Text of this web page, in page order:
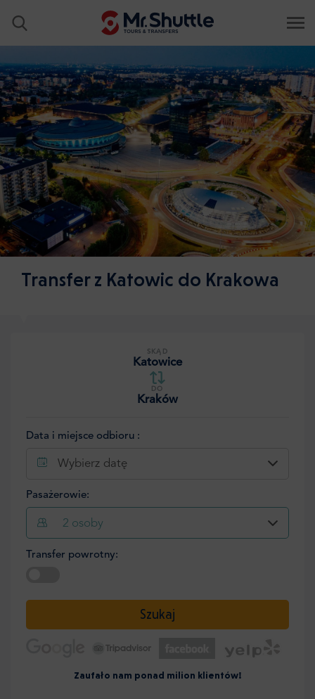
Transfer z Katowic do Krakowa
SKĄD
Katowice
DO
Kraków
Data i miejsce odbioru :
Wybierz datę
Pasażerowie:
2 osoby
Transfer powrotny:
Szukaj
Zaufało nam ponad milion klientów!